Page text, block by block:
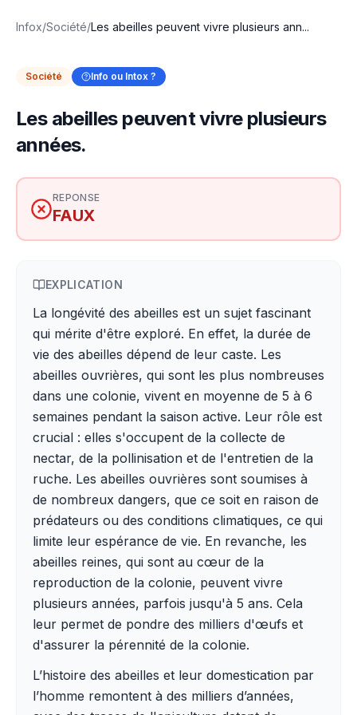
Infox/Société/Les abeilles peuvent vivre plusieurs ann...
Société Info ou Intox ?
Les abeilles peuvent vivre plusieurs
années.
REPONSE
FAUX
EXPLICATION
La longévité des abeilles est un sujet fascinant
qui mérite d'être exploré. En effet, la durée de
vie des abeilles dépend de leur caste. Les
abeilles ouvrières, qui sont les plus nombreuses
dans une colonie, vivent en moyenne de 5 à 6
semaines pendant la saison active. Leur rôle est
crucial : elles s'occupent de la collecte de
nectar, de la pollinisation et de l'entretien de la
ruche. Les abeilles ouvrières sont soumises à
de nombreux dangers, que ce soit en raison de
prédateurs ou des conditions climatiques, ce qui
limite leur espérance de vie. En revanche, les
abeilles reines, qui sont au cœur de la
reproduction de la colonie, peuvent vivre
plusieurs années, parfois jusqu'à 5 ans. Cela
leur permet de pondre des milliers d'œufs et
d'assurer la pérennité de la colonie.
L’histoire des abeilles et leur domestication par
l’homme remontent à des milliers d’années,